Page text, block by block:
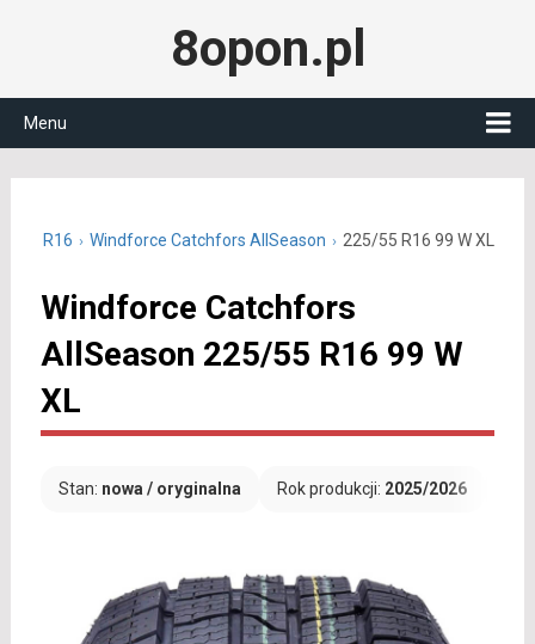
8opon.pl
Menu
55 R16 Windforce Catchfors AllSeason 225/55 R16 99 W XL
Windforce Catchfors
AllSeason 225/55 R16 99 W
XL
Stan: nowa / oryginalna Rok produkcji: 2025/2026